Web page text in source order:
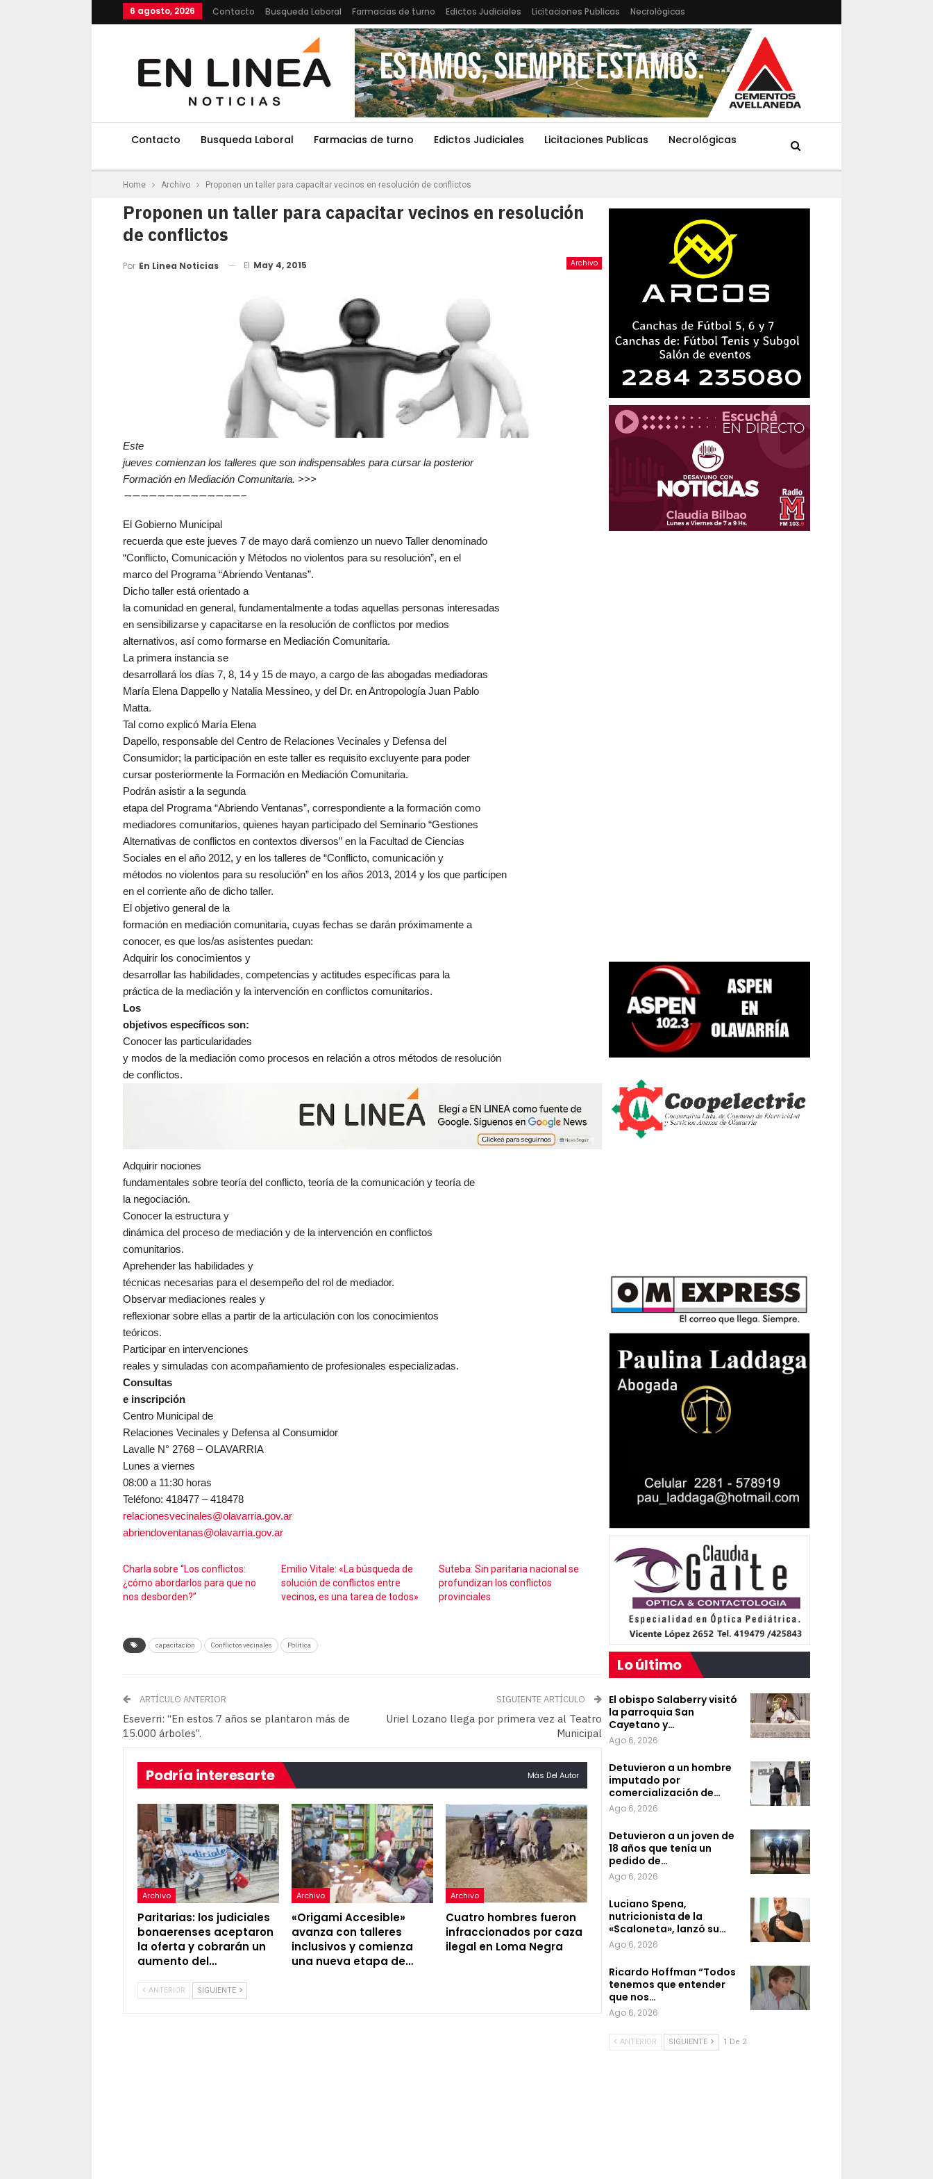
6 agosto, 2026 Contacto Busqueda Laboral Farmacias de turno Edictos Judiciales Licitaciones Publicas Necrológicas
Contacto Busqueda Laboral Farmacias de turno Edictos Judiciales Licitaciones Publicas Necrológicas
Home Archivo Proponen un taller para capacitar vecinos en resolución de conflictos
Proponen un taller para capacitar vecinos en resolución
de conflictos
Archivo
Por En Linea Noticias El May 4, 2015
Este
jueves comienzan los talleres que son indispensables para cursar la posterior
Formación en Mediación Comunitaria. >>>
——————————————–
El Gobierno Municipal
recuerda que este jueves 7 de mayo dará comienzo un nuevo Taller denominado
“Conflicto, Comunicación y Métodos no violentos para su resolución”, en el
marco del Programa “Abriendo Ventanas”.
Dicho taller está orientado a
la comunidad en general, fundamentalmente a todas aquellas personas interesadas
en sensibilizarse y capacitarse en la resolución de conflictos por medios
alternativos, así como formarse en Mediación Comunitaria.
La primera instancia se
desarrollará los días 7, 8, 14 y 15 de mayo, a cargo de las abogadas mediadoras
María Elena Dappello y Natalia Messineo, y del Dr. en Antropología Juan Pablo
Matta.
Tal como explicó María Elena
Dapello, responsable del Centro de Relaciones Vecinales y Defensa del
Consumidor; la participación en este taller es requisito excluyente para poder
cursar posteriormente la Formación en Mediación Comunitaria.
Podrán asistir a la segunda
etapa del Programa “Abriendo Ventanas”, correspondiente a la formación como
mediadores comunitarios, quienes hayan participado del Seminario “Gestiones
Alternativas de conflictos en contextos diversos” en la Facultad de Ciencias
Sociales en el año 2012, y en los talleres de “Conflicto, comunicación y
métodos no violentos para su resolución” en los años 2013, 2014 y los que participen
en el corriente año de dicho taller.
El objetivo general de la
formación en mediación comunitaria, cuyas fechas se darán próximamente a
conocer, es que los/as asistentes puedan:
Adquirir los conocimientos y
desarrollar las habilidades, competencias y actitudes específicas para la
práctica de la mediación y la intervención en conflictos comunitarios.
Los
objetivos específicos son:
Conocer las particularidades
y modos de la mediación como procesos en relación a otros métodos de resolución
de conflictos.
Adquirir nociones
fundamentales sobre teoría del conflicto, teoría de la comunicación y teoría de
la negociación.
Conocer la estructura y
dinámica del proceso de mediación y de la intervención en conflictos
comunitarios.
Aprehender las habilidades y
técnicas necesarias para el desempeño del rol de mediador.
Observar mediaciones reales y
reflexionar sobre ellas a partir de la articulación con los conocimientos
teóricos.
Participar en intervenciones
reales y simuladas con acompañamiento de profesionales especializadas.
Consultas
e inscripción
Centro Municipal de
Relaciones Vecinales y Defensa al Consumidor
Lavalle N° 2768 – OLAVARRIA
Lunes a viernes
08:00 a 11:30 horas
Teléfono: 418477 – 418478
relacionesvecinales@olavarria.gov.ar
abriendoventanas@olavarria.gov.ar
Charla sobre “Los conflictos:
¿cómo abordarlos para que no
nos desborden?”
Emilio Vitale: «La búsqueda de
solución de conflictos entre
vecinos, es una tarea de todos»
Suteba: Sin paritaria nacional se
profundizan los conflictos
provinciales
capacitacion Conflictos vecinales Política
ARTÍCULO ANTERIOR
Eseverri: “En estos 7 años se plantaron más de
15.000 árboles”.
SIGUIENTE ARTÍCULO
Uriel Lozano llega por primera vez al Teatro
Municipal
Podría interesarte Más Del Autor
Archivo
Paritarias: los judiciales
bonaerenses aceptaron
la oferta y cobrarán un
aumento del…
Archivo
«Origami Accesible»
avanza con talleres
inclusivos y comienza
una nueva etapa de…
Archivo
Cuatro hombres fueron
infraccionados por caza
ilegal en Loma Negra
ANTERIOR SIGUIENTE
Lo último
El obispo Salaberry visitó
la parroquia San
Cayetano y…
Ago 6, 2026
Detuvieron a un hombre
imputado por
comercialización de…
Ago 6, 2026
Detuvieron a un joven de
18 años que tenía un
pedido de…
Ago 6, 2026
Luciano Spena,
nutricionista de la
«Scaloneta», lanzó su…
Ago 6, 2026
Ricardo Hoffman “Todos
tenemos que entender
que nos…
Ago 6, 2026
ANTERIOR SIGUIENTE 1 De 2